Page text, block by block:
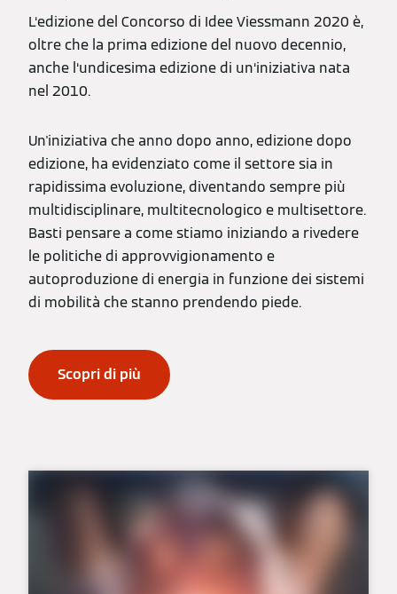
L‘edizione del Concorso di Idee Viessmann 2020 è,
oltre che la prima edizione del nuovo decennio,
anche l‘undicesima edizione di un‘iniziativa nata
nel 2010.
Un'iniziativa che anno dopo anno, edizione dopo
edizione, ha evidenziato come il settore sia in
rapidissima evoluzione, diventando sempre più
multidisciplinare, multitecnologico e multisettore.
Basti pensare a come stiamo iniziando a rivedere
le politiche di approvvigionamento e
autoproduzione di energia in funzione dei sistemi
di mobilità che stanno prendendo piede.
Scopri di più